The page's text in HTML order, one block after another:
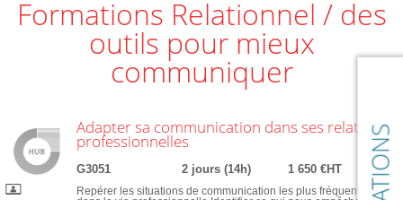
Formations Relationnel / des
outils pour mieux
communiquer
Adapter sa communication dans ses relations
professionnelles
G3051 2 jours (14h) 1 650 €HT
Repérer les situations de communication les plus fréquentes